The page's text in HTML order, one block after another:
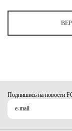
Подпишись на новости